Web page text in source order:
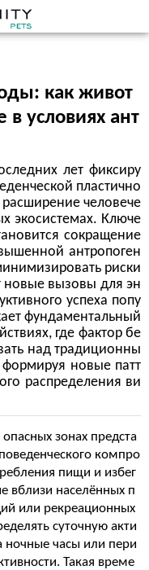
как живот
условиях ант
лет фиксиру
пластично
человече
экосистемах. Ключе
сокращение
антропоген
риски
новые вызовы для эн
успеха попу
фундаментальный
где фактор бе
над традиционны
новые патт
распределения ви
зонах предста
компро
пищи и избег
вблизи населённых п
или рекреационных
суточную акти
ночные часы или пери
Такая време